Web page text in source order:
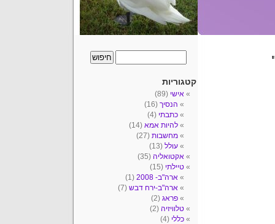
קטגוריות
אישי (89)
הנסיך (16)
כתבתי (4)
להיות אמא (14)
מחשבות (27)
עולל (13)
אקטואליה (35)
טיילתי (15)
ארה"ב- 2008
(1)
ארה"ב-ירח דבש (7)
פראג (2)
טלוויזיה (2)
כללי (4)